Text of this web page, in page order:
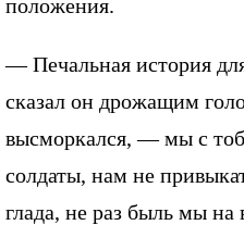
положения.
— Печальная история
сказал он дрожащим
высморкался, — мы с
солдаты, нам не
глада, не раз быль мы на